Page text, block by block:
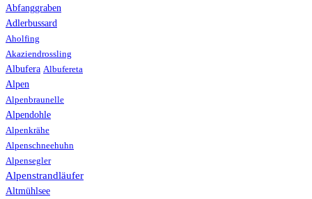
Abfanggraben
Adlerbussard
Aholfing
Akaziendrossling
Albufera Albufereta
Alpen
Alpenbraunelle
Alpendohle
Alpenkrähe
Alpenschneehuhn
Alpensegler
Alpenstrandläufer
Altmühlsee